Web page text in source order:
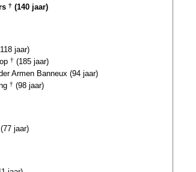
† (140 jaar)
jaar)
† (185 jaar)
Armen Banneux (94 jaar)
† (98 jaar)
jaar)